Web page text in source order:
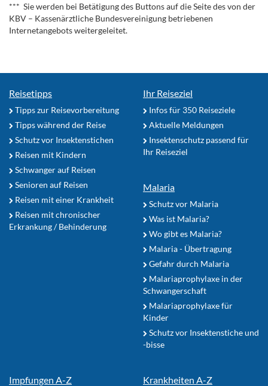
*** Sie werden bei Betätigung des Buttons auf die Seite des von der
KBV – Kassenärztliche Bundesvereinigung betriebenen
Internetangebots weitergeleitet.
Reisetipps
Tipps zur Reisevorbereitung
Tipps während der Reise
Schutz vor Insektenstichen
Reisen mit Kindern
Schwanger auf Reisen
Senioren auf Reisen
Reisen mit einer Krankheit
Reisen mit chronischer
Erkrankung / Behinderung
Ihr Reiseziel
Infos für 350 Reiseziele
Aktuelle Meldungen
Insektenschutz passend für
Ihr Reiseziel
Malaria
Schutz vor Malaria
Was ist Malaria?
Wo gibt es Malaria?
Malaria - Übertragung
Gefahr durch Malaria
Malariaprophylaxe in der
Schwangerschaft
Malariaprophylaxe für
Kinder
Schutz vor Insektenstiche und
-bisse
Impfungen A-Z Krankheiten A-Z